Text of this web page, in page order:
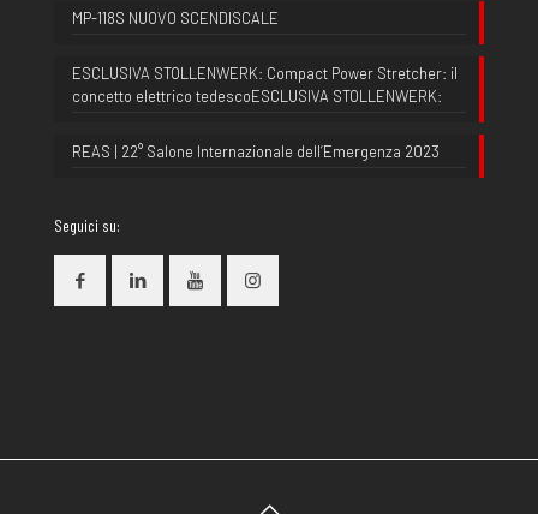
MP-118S NUOVO SCENDISCALE
ESCLUSIVA STOLLENWERK: Compact Power Stretcher: il
concetto elettrico tedescoESCLUSIVA STOLLENWERK:
REAS | 22° Salone Internazionale dell’Emergenza 2023
Seguici su: